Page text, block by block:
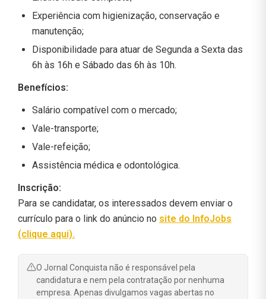
Experiência com higienização, conservação e
manutenção;
Disponibilidade para atuar de Segunda a Sexta das
6h às 16h e Sábado das 6h às 10h.
Benefícios:
Salário compatível com o mercado;
Vale-transporte;
Vale-refeição;
Assistência médica e odontológica.
Inscrição:
Para se candidatar, os interessados devem enviar o
currículo para o link do anúncio no site do InfoJobs
(clique aqui).
O Jornal Conquista não é responsável pela
candidatura e nem pela contratação por nenhuma
empresa. Apenas divulgamos vagas abertas no